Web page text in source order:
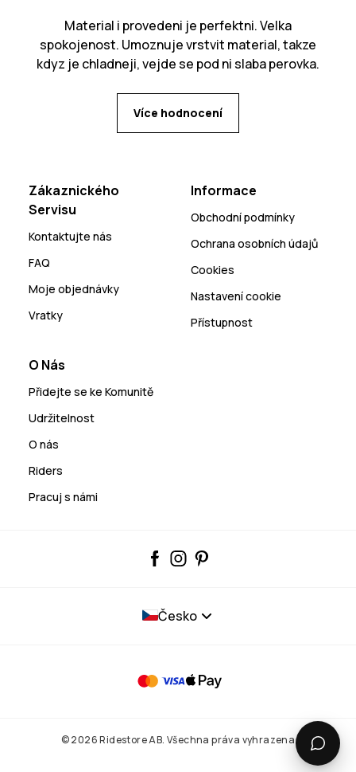
Material i provedeni je perfektni. Velka
spokojenost. Umoznuje vrstvit material, takze
kdyz je chladneji, vejde se pod ni slaba perovka.
Více hodnocení
Zákaznického
Servisu
Kontaktujte nás
FAQ
Moje objednávky
Vratky
Informace
Obchodní podmínky
Ochrana osobních údajů
Cookies
Nastavení cookie
Přístupnost
O Nás
Přidejte se ke Komunitě
Udržitelnost
O nás
Riders
Pracuj s námi
Česko
© 2026 Ridestore AB. Všechna práva vyhrazena